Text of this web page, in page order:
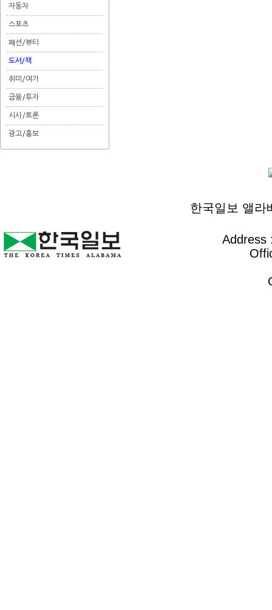
자동차
스포츠
퍠션/뷰티
도서/책
취미/여가
금융/투자
시사/토론
광고/홍보
한국일보 앨라
Address